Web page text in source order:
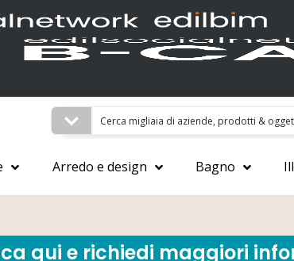
Arredo e design Bagno
qui e richiedi maggiori